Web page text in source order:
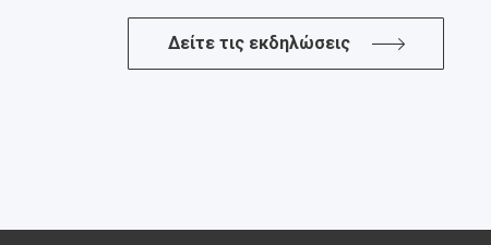
Δείτε τις εκδηλώσεις